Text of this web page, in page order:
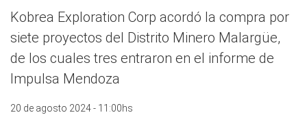
Kobrea Exploration Corp acordó la compra por
siete proyectos del Distrito Minero Malargüe,
de los cuales tres entraron en el informe de
Impulsa Mendoza
20 de agosto 2024 - 11:00hs